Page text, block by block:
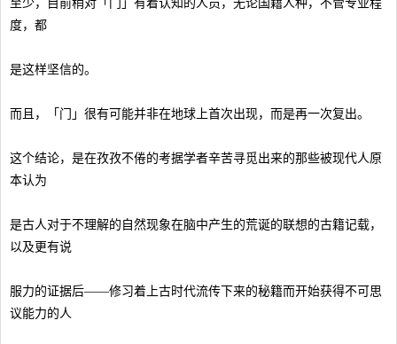
至少，目前稍对「门」有着认知的人员，无论国籍人种，不管专业程
度，都
是这样坚信的。
而且，「门」很有可能并非在地球上首次出现，而是再一次复出。
这个结论，是在孜孜不倦的考据学者辛苦寻觅出来的那些被现代人原
本认为
是古人对于不理解的自然现象在脑中产生的荒诞的联想的古籍记载，
以及更有说
服力的证据后——修习着上古时代流传下来的秘籍而开始获得不可思
议能力的人